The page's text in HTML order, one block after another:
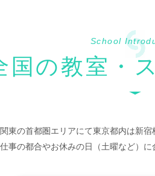
School
国の教室・
東の首都圏エリアにて東京都内は新
事の都合やお休みの日（土曜など）